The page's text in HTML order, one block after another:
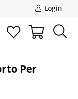
Login
Per